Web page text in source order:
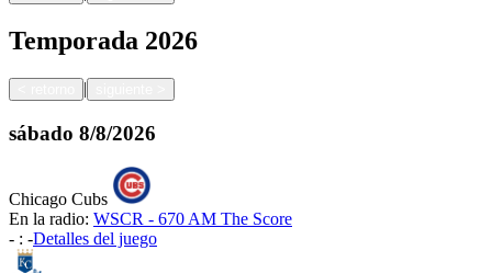
Temporada 2026
|
sábado 8/8/2026
Chicago Cubs
En la radio: WSCR - 670 AM The Score
- : -Detalles del juego